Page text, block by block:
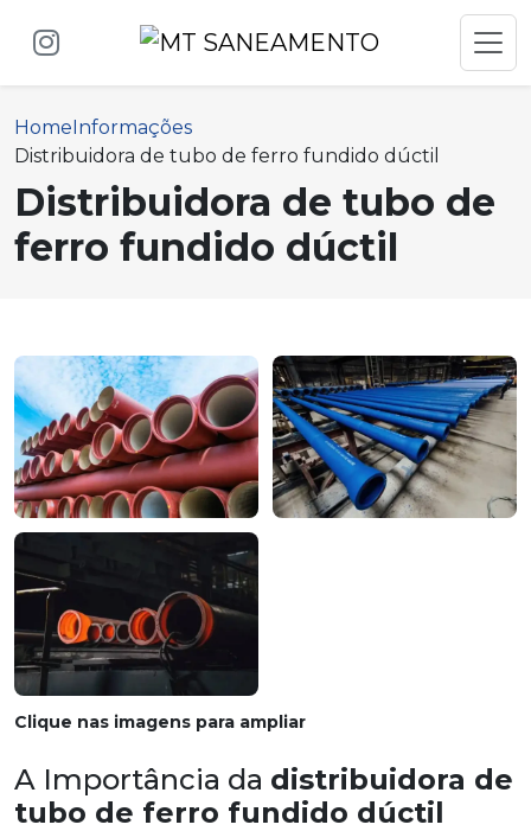
HomeInformações
Distribuidora de tubo de ferro fundido dúctil
Distribuidora de tubo de
ferro fundido dúctil
Clique nas imagens para ampliar
A Importância da distribuidora de
tubo de ferro fundido dúctil